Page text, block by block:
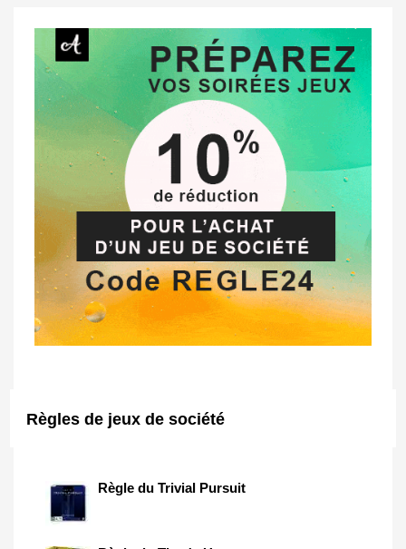
Règles de jeux de société
Règle du Trivial Pursuit